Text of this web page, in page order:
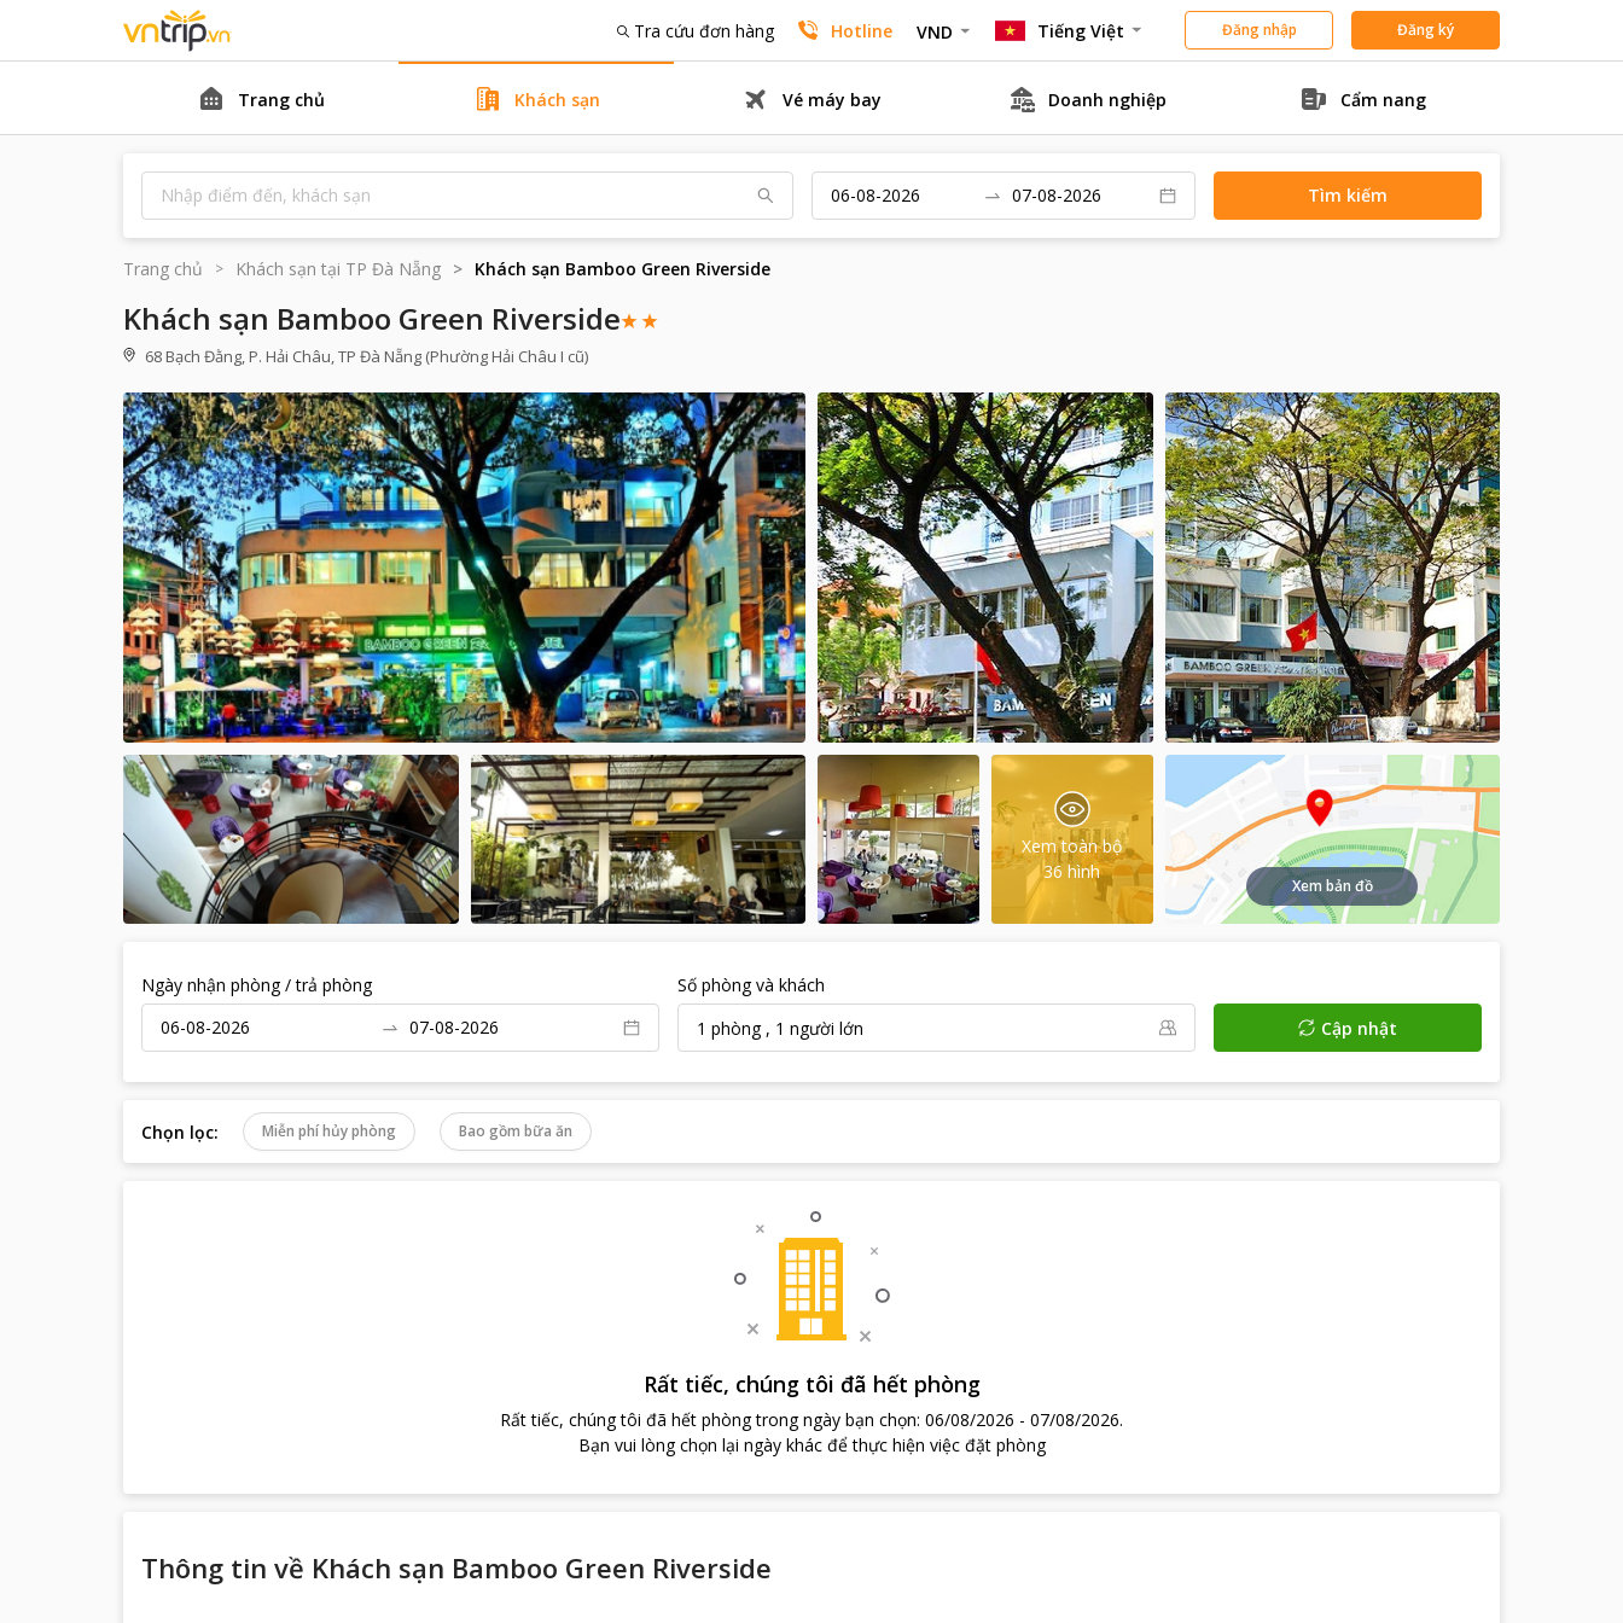
Tra cứu đơn hàng Hotline VND Tiếng Việt Đăng nhập Đăng ký
Trang chủ Khách sạn Vé máy bay Doanh nghiệp Cẩm nang
Tìm kiếm
Trang chủ Khách sạn tại TP Đà Nẵng Khách sạn Bamboo Green Riverside
Khách sạn Bamboo Green Riverside
68 Bạch Đằng, P. Hải Châu, TP Đà Nẵng (Phường Hải Châu I cũ)
Xem toàn bộ
36 hình
Xem bản đồ
Ngày nhận phòng / trả phòng
Số phòng và khách
1 phòng, 1 người lớn Cập nhật
Chọn lọc: Miễn phí hủy phòng Bao gồm bữa ăn
Rất tiếc, chúng tôi đã hết phòng
Rất tiếc, chúng tôi đã hết phòng trong ngày bạn chọn: 06/08/2026 - 07/08/2026.
Bạn vui lòng chọn lại ngày khác để thực hiện việc đặt phòng
Thông tin về Khách sạn Bamboo Green Riverside